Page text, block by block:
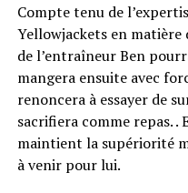
Compte tenu de
Yellowjackets en
de l’entraîneur Ben
mangera ensuite avec
renoncera à essayer de
sacrifiera comme repas. .
maintient la supériorité
à venir pour lui.